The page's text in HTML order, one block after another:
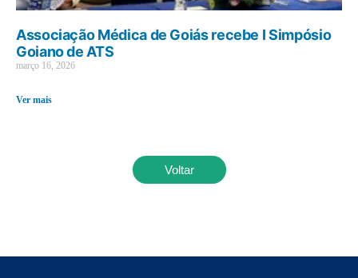
Associação Médica de Goiás recebe I Simpósio
Goiano de ATS
março 16, 2026
Ver mais
Voltar